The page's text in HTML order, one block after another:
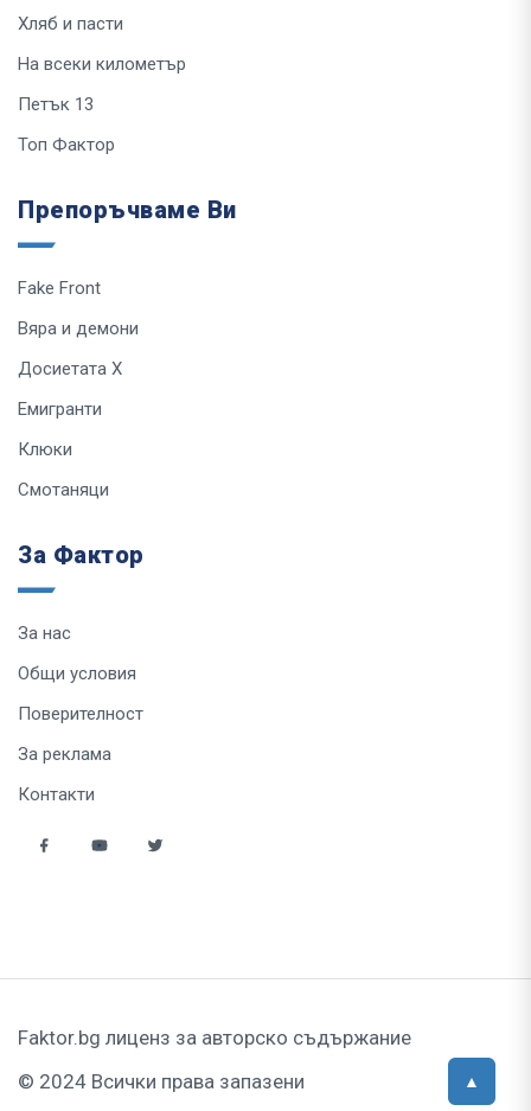
Хляб и пасти
На всеки километър
Петък 13
Топ Фактор
Препоръчваме Ви
Fake Front
Вяра и демони
Досиетата Х
Емигранти
Клюки
Смотаняци
За Фактор
За нас
Общи условия
Поверителност
За реклама
Контакти
Faktor.bg лиценз за авторско съдържание
© 2024 Всички права запазени